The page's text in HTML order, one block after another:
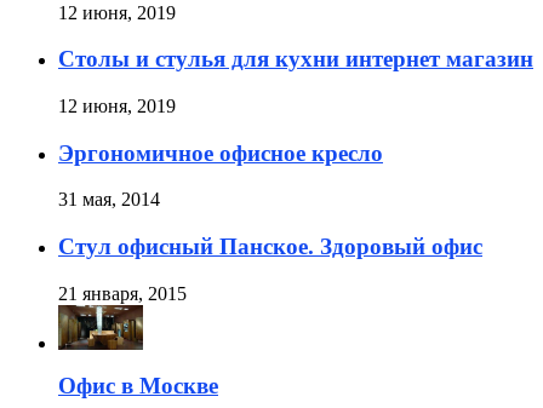
12 июня, 2019
Столы и стулья для кухни интернет магазин
12 июня, 2019
Эргономичное офисное кресло
31 мая, 2014
Стул офисный Панское. Здоровый офис
21 января, 2015
Офис в Москве